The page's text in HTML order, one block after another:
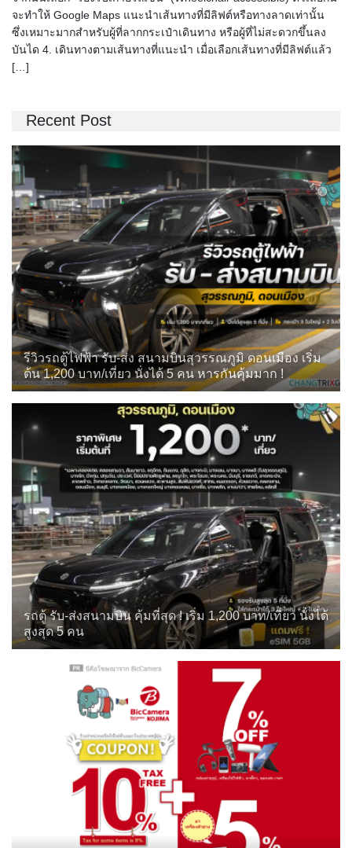
จะทำให้ Google Maps แนะนำเส้นทางที่มีลิฟต์หรือทางลาดเท่านั้น
ซึ่งเหมาะมากสำหรับผู้ที่ลากกระเป๋าเดินทาง หรือผู้ที่ไม่สะดวกขึ้นลง
บันได 4. เดินทางตามเส้นทางที่แนะนำ เมื่อเลือกเส้นทางที่มีลิฟต์แล้ว
[…]
Recent Post
รีวิวรถตู้ไฟฟ้า รับ-ส่ง สนามบินสุวรรณภูมิ ดอนเมือง เริ่ม
ต้น 1,200 บาท/เที่ยว นั่งได้ 5 คน หารกันคุ้มมาก !
รถตู้ รับ-ส่งสนามบิน คุ้มที่สุด ! เริ่ม 1,200 บาท/เที่ยว นั่งได้
สูงสุด 5 คน